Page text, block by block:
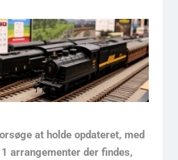
at holde opdateret, med
arrangementer der findes,